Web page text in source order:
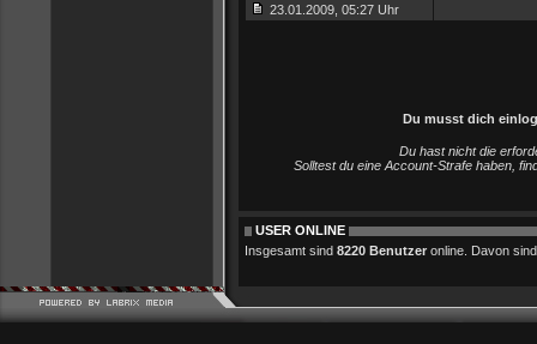
23.01.2009, 05:27 Uhr
Du musst dich
Du hast nicht die
Solltest du eine Account-Strafe haben,
USER ONLINE
Insgesamt sind 8220 Benutzer online. Davon